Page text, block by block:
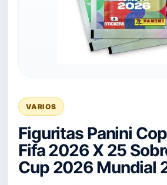
VARIOS
Figuritas Panini
Fifa 2026 X 25
Cup 2026 Mundial